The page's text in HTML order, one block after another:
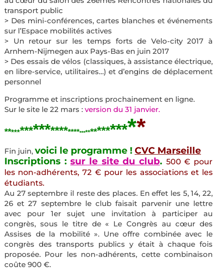
transport public
> Des mini-conférences, cartes blanches et événements
sur l’Espace mobilités actives
> Un retour sur les temps forts de Velo-­city 2017 à
Arnhem­-Nijmegen aux Pays­-Bas en juin 2017
> Des essais de vélos (classiques, à assistance électrique,
en libre-service, utilitaires…) et d’engins de déplacement
personnel
Programme et inscriptions prochainement en ligne.
Sur le site le 22 mars : version du 31 janvier.
**********************************
Fin juin, voici le programme ! CVC Marseille
Inscriptions :sur le site du club. 500 € pour
les non-adhérents, 72 € pour les associations et les
étudiants.
Au 27 septembre il reste des places. En effet les 5, 14, 22,
26 et 27 septembre le club faisait parvenir une lettre
avec pour 1er sujet une invitation à participer au
congrès, sous le titre de « Le Congrès au cœur des
Assises de la mobilité ». Une offre combinée avec le
congrès des transports publics y était à chaque fois
proposée. Pour les non-adhérents, cette combinaison
coûte 900 €.